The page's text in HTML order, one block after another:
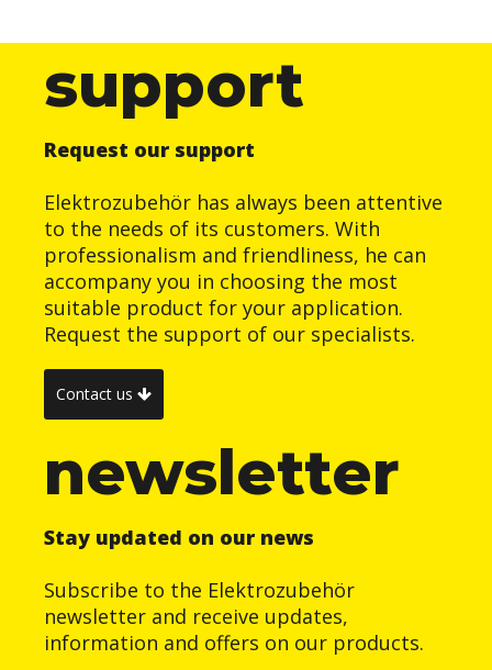
support
Request our support
Elektrozubehör has always been attentive
to the needs of its customers. With
professionalism and friendliness, he can
accompany you in choosing the most
suitable product for your application.
Request the support of our specialists.
Contact us
newsletter
Stay updated on our news
Subscribe to the Elektrozubehör
newsletter and receive updates,
information and offers on our products.